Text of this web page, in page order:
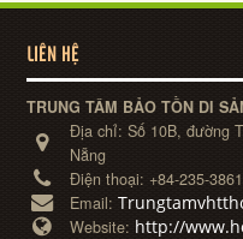
LIÊN HỆ
TRUNG TÂM BẢO TỒN DI
Địa chỉ:Số 10B, đường
Nẵng
Điện thoại: +84-235-
Email:
Website: http://